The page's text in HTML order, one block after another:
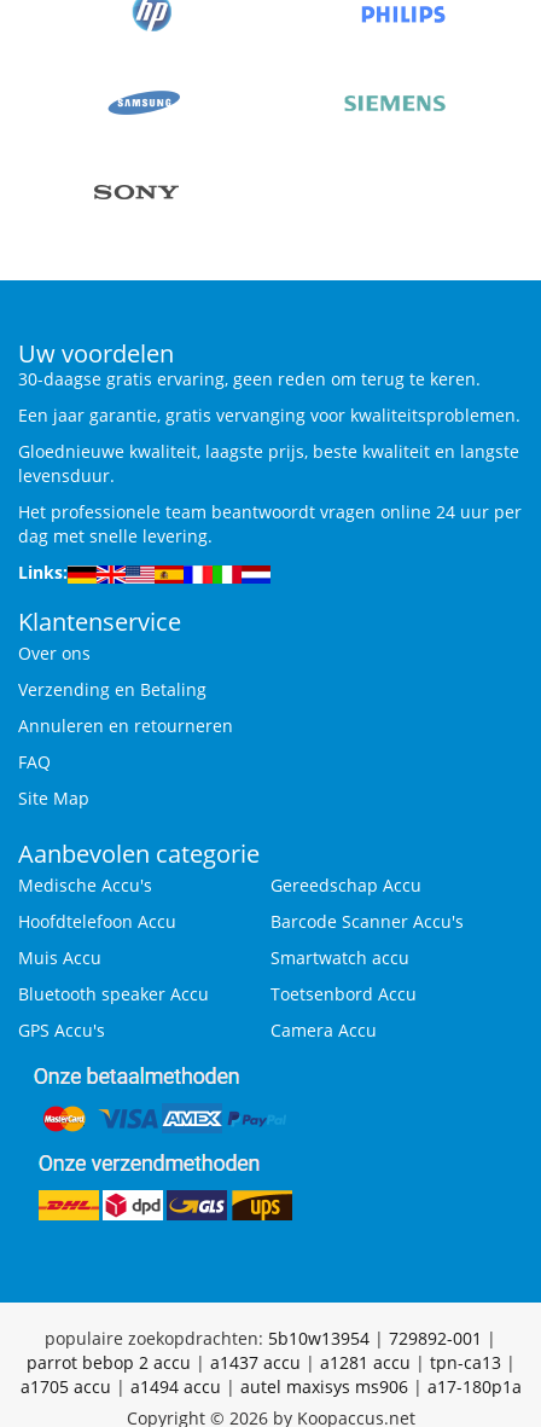
Uw voordelen
30-daagse gratis ervaring, geen reden om terug te keren.
Een jaar garantie, gratis vervanging voor kwaliteitsproblemen.
Gloednieuwe kwaliteit, laagste prijs, beste kwaliteit en langste
levensduur.
Het professionele team beantwoordt vragen online 24 uur per
dag met snelle levering.
Links:
Klantenservice
Over ons
Verzending en Betaling
Annuleren en retourneren
FAQ
Site Map
Aanbevolen categorie
Medische Accu's
Gereedschap Accu
Hoofdtelefoon Accu
Barcode Scanner Accu's
Muis Accu
Smartwatch accu
Bluetooth speaker Accu
Toetsenbord Accu
GPS Accu's
Camera Accu
populaire zoekopdrachten: 5b10w13954 | 729892-001 |
parrot bebop 2 accu | a1437 accu | a1281 accu | tpn-ca13|
a1705 accu | a1494 accu | autel maxisys ms906| a17-180p1a
Copyright © 2026 by Koopaccus.net